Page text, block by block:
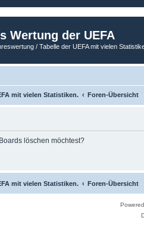
Wertung der UEFA
/ Tabelle der UEFA mit vielen
mit vielen Statistiken. Foren-Übersicht
löschen möchtest?
mit vielen Statistiken. Foren-Übersicht